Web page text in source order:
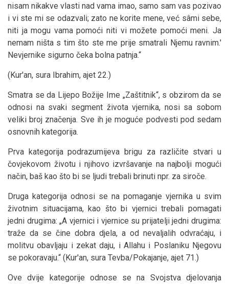
nisam nikakve vlasti nad vama imao, samo sam vas pozivao
i vi ste mi se odazvali; zato ne korite mene, već sâmi sebe,
niti ja mogu vama pomoći niti vi možete pomoći meni. Ja
nemam ništa s tim što ste me prije smatrali Njemu ravnim.'
Nevjernike sigurno čeka bolna patnja.“
(Kur'an, sura Ibrahim, ajet 22.)
Smatra se da Lijepo Božije Ime „Zaštitnik“, s obzirom da se
odnosi na svaki segment života vjernika, nosi sa sobom
veliki broj značenja. Sve ih je moguće podvesti pod sedam
osnovnih kategorija.
Prva kategorija podrazumijeva brigu za različite stvari u
čovjekovom životu i njihovo izvršavanje na najbolji mogući
način, baš kao što bi se ljudi trebali brinuti npr. za siroče.
Druga kategorija odnosi se na pomaganje vjernika u svim
životnim situacijama, kao što bi vjernici trebali pomagati
jedni drugima: „A vjernici i vjernice su prijatelji jedni drugima:
traže da se čine dobra djela, a od nevaljalih odvraćaju, i
molitvu obavljaju i zekat daju, i Allahu i Poslaniku Njegovu
se pokoravaju.“ (Kur'an, sura Tevba/Pokajanje, ajet 71.)
Ove dvije kategorije odnose se na Svojstva djelovanja